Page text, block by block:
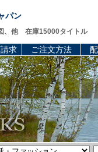
パン
、他 在庫15000タイトル
求 ご注文方法